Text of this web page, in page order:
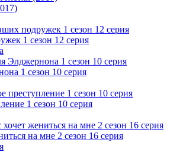
1 сезон 12 серия
1 сезон 10 серия
1 сезон 10 серия
на мне 2 сезон 16 серия